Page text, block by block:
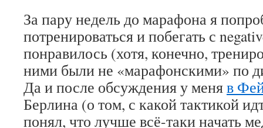
За пару недель до марафона я
потренироваться и побегать с
понравилось (хотя, конечно,
ними были не «марафонскими» по
Да и после обсуждения у меняв
Берлина (о том, с какой тактикой
понял, что лучше всё-таки начать